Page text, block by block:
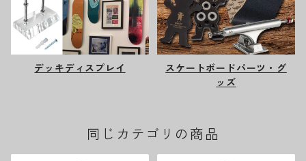
デッキディスプレイ
スケートボードパーツ・グ
ッズ
同じカテゴリの商品